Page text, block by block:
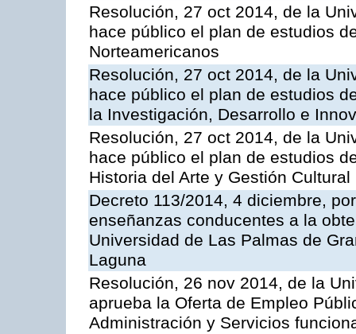
Resolución, 27 oct 2014, de la
hace público el plan de estudios
Norteamericanos
Resolución, 27 oct 2014, de la
hace público el plan de estudios
la Investigación, Desarrollo e
Resolución, 27 oct 2014, de la
hace público el plan de estudios
Historia del Arte y Gestión Cultural
Decreto 113/2014, 4 diciembre,
enseñanzas conducentes a la
Universidad de Las Palmas de
Laguna
Resolución, 26 nov 2014, de la
aprueba la Oferta de Empleo
Administración y Servicios